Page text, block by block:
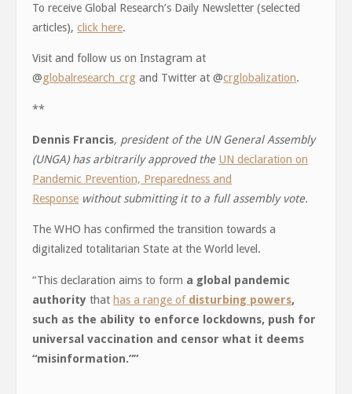
To receive Global Research’s Daily Newsletter (selected
articles),click here.
Visit and follow us on Instagram at
@globalresearch_crg and Twitter at @crglobalization.
**
Dennis Francis, president of the UN General Assembly
(UNGA) has arbitrarily approved the UN declaration on
Pandemic Prevention, Preparedness and
Response without submitting it to a full assembly vote.
The WHO has confirmed the transition towards a
digitalized totalitarian State at the World level.
“This declaration aims to form a global pandemic
authoritythat has a range ofdisturbing powers,
such as the ability to enforce lockdowns, push for
universal vaccination and censor what it deems
“misinformation.””